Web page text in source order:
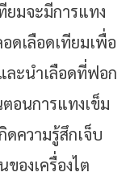
ยมจะมีการแทง
ดเลือดเทียมเพื่อ
ละนำเลือดที่ฟอก
อนการแทงเข็ม
ดความรู้สึกเจ็บ
องเครื่องไต